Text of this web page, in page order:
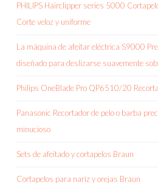
PHILIPS Hairclipper series 5000
Corte veloz y uniforme
La máquina de afeitar eléctrica S9000
diseñado para deslizarse suavemente
Philips OneBlade Pro QP6510/20
Panasonic Recortador de pelo o barba
minucioso
Sets de afeitado y cortapelos Braun
Cortapelos para nariz y orejas Braun